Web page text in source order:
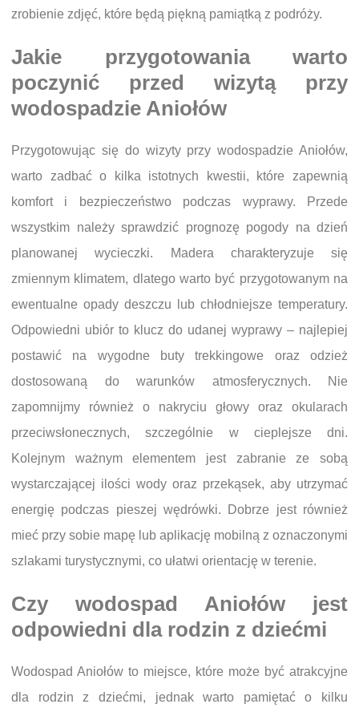
zrobienie zdjęć, które będą piękną pamiątką z podróży.
Jakie przygotowania warto
poczynić przed wizytą przy
wodospadzie Aniołów
Przygotowując się do wizyty przy wodospadzie Aniołów,
warto zadbać o kilka istotnych kwestii, które zapewnią
komfort i bezpieczeństwo podczas wyprawy. Przede
wszystkim należy sprawdzić prognozę pogody na dzień
planowanej wycieczki. Madera charakteryzuje się
zmiennym klimatem, dlatego warto być przygotowanym na
ewentualne opady deszczu lub chłodniejsze temperatury.
Odpowiedni ubiór to klucz do udanej wyprawy – najlepiej
postawić na wygodne buty trekkingowe oraz odzież
dostosowaną do warunków atmosferycznych. Nie
zapomnijmy również o nakryciu głowy oraz okularach
przeciwsłonecznych, szczególnie w cieplejsze dni.
Kolejnym ważnym elementem jest zabranie ze sobą
wystarczającej ilości wody oraz przekąsek, aby utrzymać
energię podczas pieszej wędrówki. Dobrze jest również
mieć przy sobie mapę lub aplikację mobilną z oznaczonymi
szlakami turystycznymi, co ułatwi orientację w terenie.
Czy wodospad Aniołów jest
odpowiedni dla rodzin z dziećmi
Wodospad Aniołów to miejsce, które może być atrakcyjne
dla rodzin z dziećmi, jednak warto pamiętać o kilku